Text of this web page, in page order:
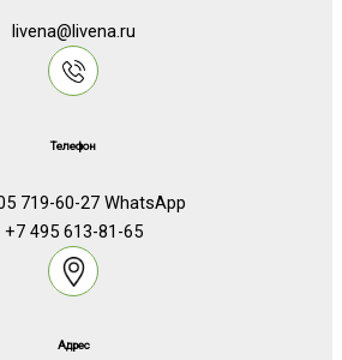
livena@livena.ru
Телефон
719-60-27 WhatsApp
+7 495 613-81-65
Адрес